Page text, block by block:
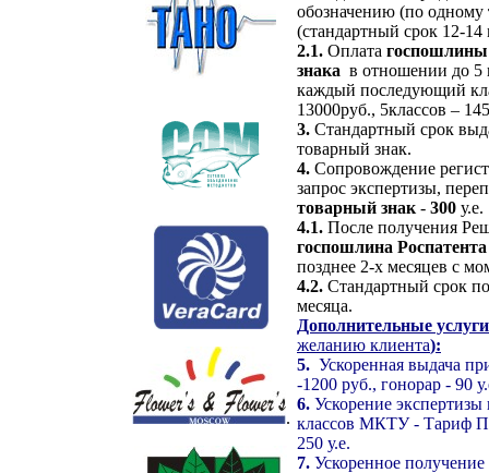
.
обозначению (по одному
(стандартный срок 12-
2.1. Оплата госпошлины
знака в отношении до 5
каждый последующий
13000руб., 5классов –
3. Стандартный срок
товарный знак.
4. Сопровождение
запрос экспертизы,
товарный знак - 300 у.е.
4.1. После получения
госпошлина
позднее 2-х месяцев с
4.2. Стандартный срок
месяца.
Дополнительные
желанию клиента):
5. Ускоренная выдача
-1200 руб., гонорар - 90
6. Ускорение
классов МКТУ - Тариф
250 у.е.
7. Ускоренное получение